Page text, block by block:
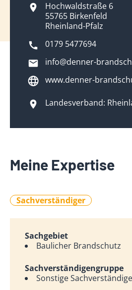
Hochwaldstraße 6
55765 Birkenfeld
Rheinland-Pfalz
0179 5477694
info@denner-
www.denner-
Landesverband:
Meine Expertise
Sachverständiger
Sachgebiet
Baulicher Brandschutz
Sachverständigengruppe
Sonstige Sachverständige